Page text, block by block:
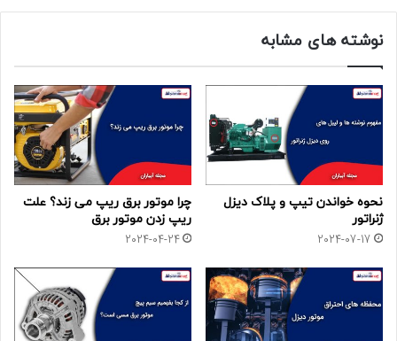
نوشته های مشابه
نحوه خواندن تیپ و پلاک دیزل
ژنراتور
2024-07-17
چرا موتور برق ریپ می زند؟ علت
ریپ زدن موتور برق
2024-04-24